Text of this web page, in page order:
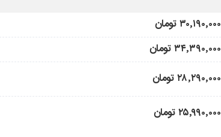
۳۰٬۱۹۰٬۰۰۰ تومان
۳۴٬۳۹۰٬۰۰۰ تومان
۲۸٬۲۹۰٬۰۰۰ تومان
۲۵٬۹۹۰٬۰۰۰ تومان